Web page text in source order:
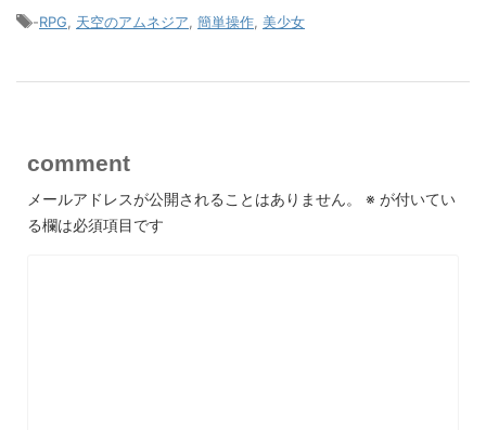
-RPG 天空のアムネジア 簡単操作 美少女
comment
メールアドレスが公開されることはありません。 ※ が付いてい
る欄は必須項目です